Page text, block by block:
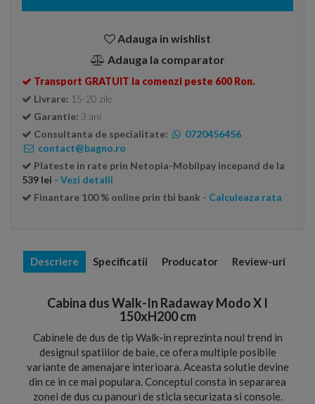
Adauga in wishlist
Adauga la comparator
Transport GRATUIT la comenzi peste 600 Ron.
Livrare: 15-20 zile
Garantie: 3 ani
Consultanta de specialitate:
0720456456
contact@bagno.ro
Plateste in rate prin Netopia-Mobilpay incepand de la
539 lei - Vezi detalii
Finantare 100 % online prin tbi bank - Calculeaza rata
Descriere Specificatii Producator Review-uri
Cabina dus Walk-In Radaway Modo X I
150xH200 cm
Cabinele de dus de tip Walk-in reprezinta noul trend in
designul spatiilor de baie, ce ofera multiple posibile
variante de amenajare interioara. Aceasta solutie devine
din ce in ce mai populara. Conceptul consta in separarea
zonei de dus cu panouri de sticla securizata si console.